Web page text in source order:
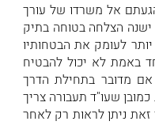
אל משרדו של עורך
ישנה הצלחה בטוחה בתיק
לעומק את הבטחותיו
באמת לא יכול להבטיח
מלאה של 100% גם אם מדובר בתחילת הדרך
שעו"ד תעבורה צריך
זאת ניתן לראות רק לאחר